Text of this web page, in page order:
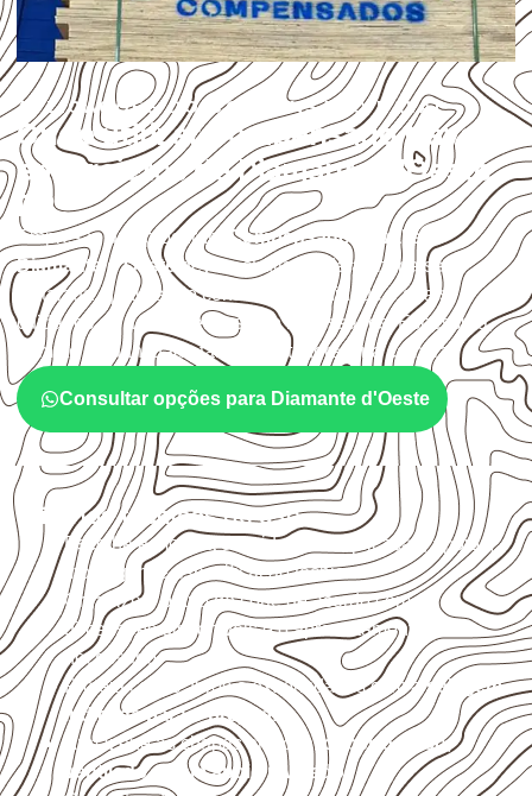
APLICAÇÕES DO COMPENSADO NAVAL
Onde utilizar Compensado Naval
em projetos de Diamante d'Oeste –
PR?
Empresas que procuram
Compensado Naval em
Diamante d’Oeste devem avaliar onde a chapa será
instalada, qual será o contato com umidade e quais
cuidados de acabamento serão necessários. Espessura,
formato e quantidade também interferem na compra.
Consultar opções para Diamante d'Oeste
Critérios técnicos de uso
Escolha a medida considerando aplicação, apoios,
montagem e especificação técnica.
Organize o plano de corte de acordo com as
dimensões disponíveis e o aproveitamento
necessário.
Proteja cortes, furos e extremidades com aselagem
indicada para o projeto.
Armazene as chapas em local coberto, seco,
ventilado e com apoio nivelado.